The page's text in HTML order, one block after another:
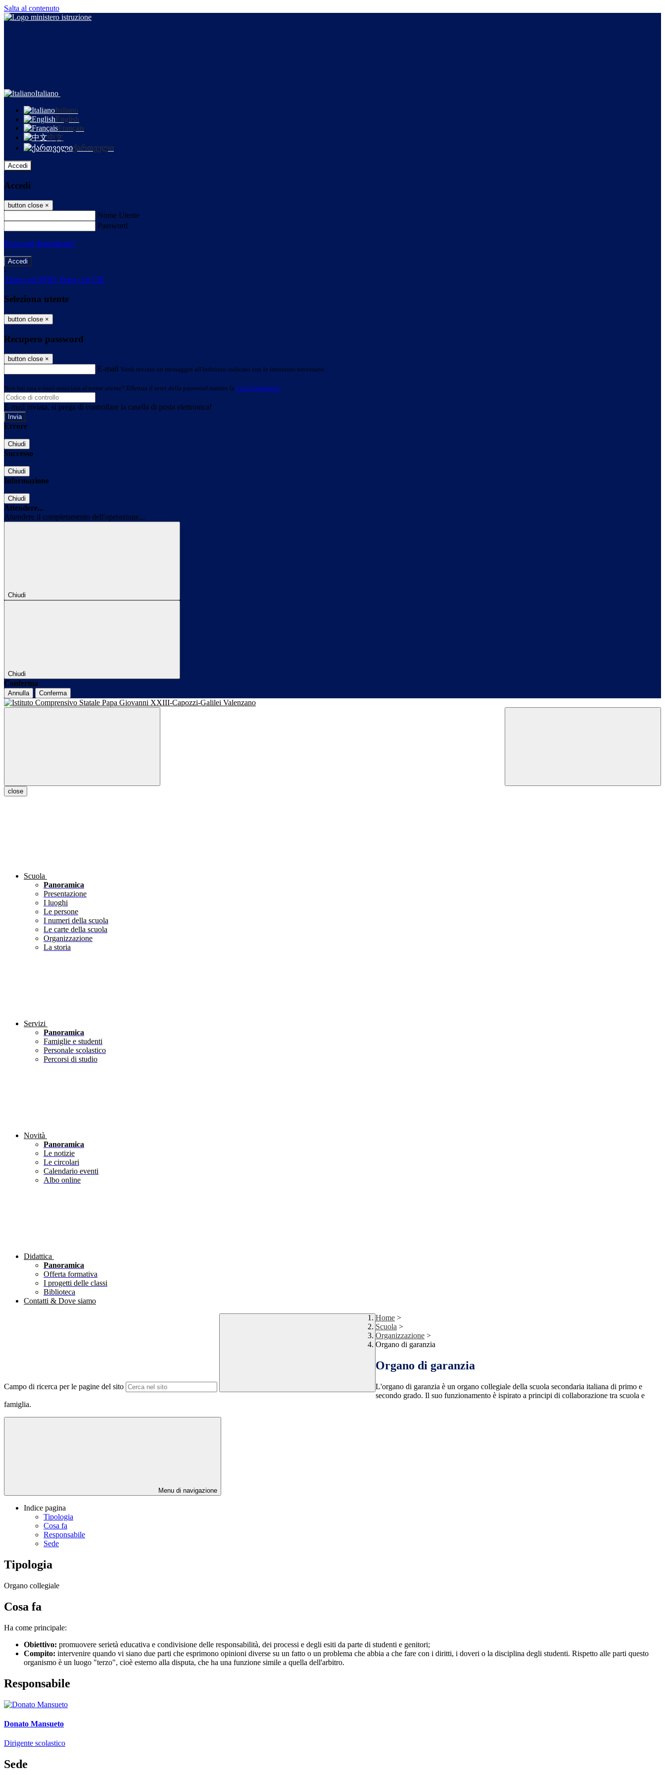
Salta al contenuto
Italiano
Italiano
English
Français
中文
ქართველი
Accedi
Accedi
button close ×
Nome Utente
Password
Password dimenticata?
-
Entra con SPID Entra con CIE
Seleziona utente
button close ×
Recupero password
button close ×
E-mail Verrà inviato un messaggio all'indirizzo indicato con le istruzioni necessarie.
Non hai una e-mail associata al nome utente? Effettua il reset della password tramite la Login Spaggiari
E-mail inviata, si prega di controllare la casella di posta elettronica!
Errore
Chiudi
Successo
Chiudi
Informazione
Chiudi
Attendere...
Attendere il completamento dell'operazione...
Chiudi
Chiudi
Conferma
Annulla Conferma
close
Scuola
Panoramica
Presentazione
I luoghi
Le persone
I numeri della scuola
Le carte della scuola
Organizzazione
La storia
Servizi
Panoramica
Famiglie e studenti
Personale scolastico
Percorsi di studio
Novità
Panoramica
Le notizie
Le circolari
Calendario eventi
Albo online
Didattica
Panoramica
Offerta formativa
I progetti delle classi
Biblioteca
Contatti & Dove siamo
Campo di ricerca per le pagine del sito
Home >
Scuola >
Organizzazione >
Organo di garanzia
Organo di garanzia
L'organo di garanzia è un organo collegiale della scuola secondaria italiana di primo e
secondo grado. Il suo funzionamento è ispirato a principi di collaborazione tra scuola e
famiglia.
Menu di navigazione
Indice pagina
Tipologia
Cosa fa
Responsabile
Sede
Tipologia
Organo collegiale
Cosa fa
Ha come principale:
Obiettivo: promuovere serietà educativa e condivisione delle responsabilità, dei processi e degli esiti da parte di studenti e genitori;
Compito: intervenire quando vi siano due parti che esprimono opinioni diverse su un fatto o un problema che abbia a che fare con i diritti, i doveri o la disciplina degli studenti. Rispetto alle parti questo
organismo è un luogo "terzo", cioè esterno alla disputa, che ha una funzione simile a quella dell'arbitro.
Responsabile
Donato Mansueto
Dirigente scolastico
Sede